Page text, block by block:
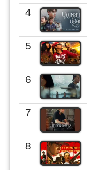
4
5
6
7
8